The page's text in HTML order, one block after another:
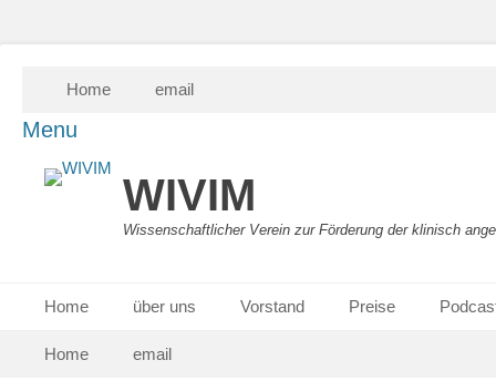
Secondary Menu
content
Home email
Menu
WIVIM
Wissenschaftlicher Verein zur Förderung der klinisch
Primary Menu
Home über uns Vorstand Preise
Secondary Menu
Home email